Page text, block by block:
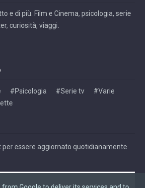
e di più. Film e Cinema, psicologia, serie
curiosità, viaggi.
#Psicologia #Serie tv
#Varie
per essere aggiornato quotidianamente